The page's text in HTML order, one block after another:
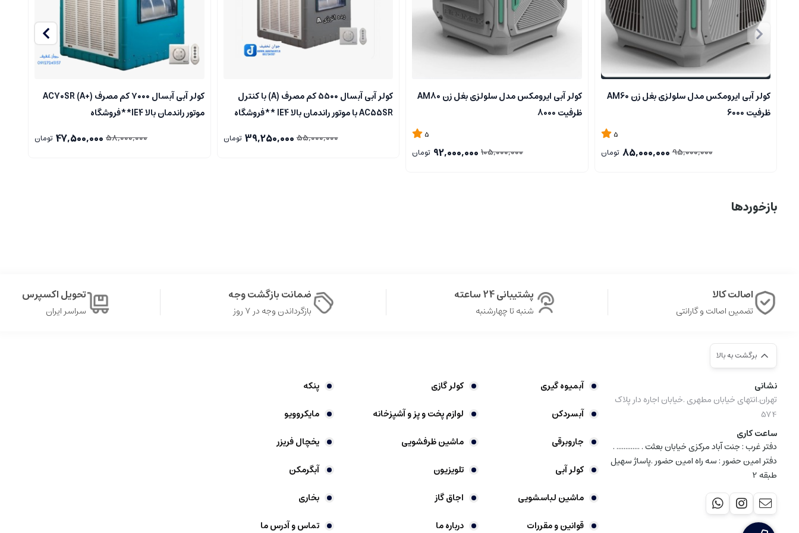
کولر آبی ایرومکس مدل سلولزی بغل زن AM60
ظرفیت 6000
5
95,000,000
85,000,000 تومان
کولر آبی ایرومکس مدل سلولزی بغل زن AM80
ظرفیت 8000
5
105,000,000
92,000,000 تومان
کولر آبی آبسال ۵۵۰۰ کم مصرف (A) با کنترل
AC55SR با موتور راندمان بالا IE4 **فروشگاه
55,000,000
39,250,000 تومان
کولر آبی آبسال ۷۰۰۰ کم مصرف (+A) AC70SR
موتور راندمان بالا IE4**فروشگاه
58,000,000
47,500,000 تومان
بازخوردها
اصالت کالا
تضمین اصالت و گارانتی
پشتیبانی 24 ساعته
شنبه تا چهارشنبه
ضمانت بازگشت وجه
بازگرداندن وجه در ۷ روز
تحویل اکسپرس
سراسر ایران
برگشت به بالا
نشانی
تهران.انتهای خیابان مطهری .خیابان اجاره دار پلاک
574
ساعت کاری
دفتر غرب : جنت آباد مرکزی خیابان بعثت . ............. .
دفتر امین حضور : سه راه امین حضور .پاساژ سهیل
طبقه 2
آبمیوه گیری کولر گازی
پنکه
آبسردکن
لوازم پخت و پز و آشپزخانه
مایکروویو
جاروبرقی
ماشین ظرفشویی
یخچال فریزر
کولر آبی
تلویزیون
آبگرمکن
ماشین لباسشویی
اجاق گاز
بخاری
قوانین و مقررات
درباره ما تماس و آدرس ما